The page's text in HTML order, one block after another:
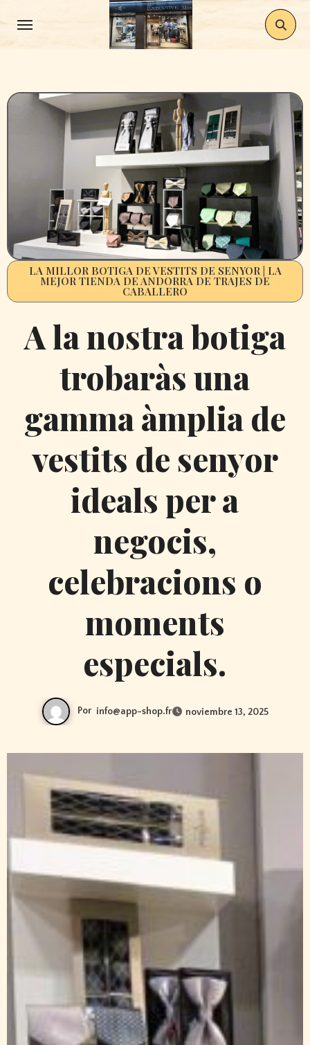
contenido
LA MILLOR BOTIGA DE VESTITS DE SENYOR | LA
MEJOR TIENDA DE ANDORRA DE TRAJES DE
CABALLERO
A la nostra botiga
trobaràs una
gamma àmplia de
vestits de senyor
ideals per a
negocis,
celebracions o
moments
especials.
Por info@app-shop.fr noviembre 13, 2025